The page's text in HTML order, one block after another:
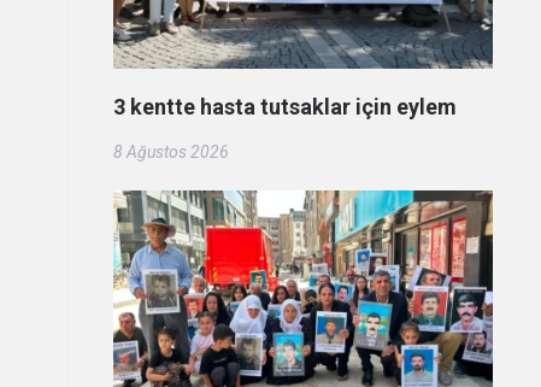
3 kentte hasta tutsaklar için eylem
8 Ağustos 2026